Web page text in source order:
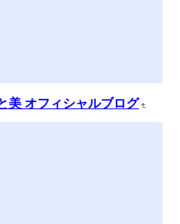
美 オフィシャルブログ